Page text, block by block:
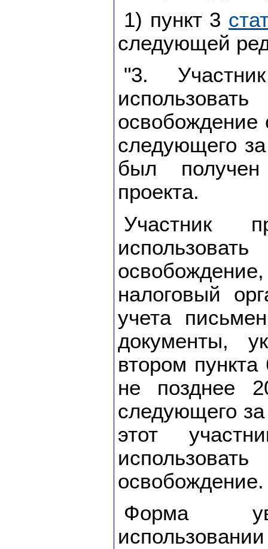
1) пункт 3
следующей
"3.
освобождение
следующего
был получен
проекта.
Участник
налоговый
учета
документы,
втором
не позднее
следующего
этот
освобождение.
Форма